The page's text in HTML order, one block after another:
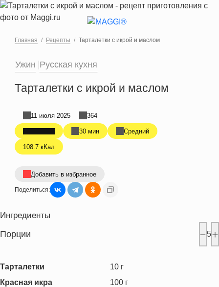
Перейти к основному содержанию
Главная Рецепты Тарталетки с икрой и маслом
Ужин Русская кухня
Тарталетки с икрой и маслом
30 мин Средний
108.7 кКал
11 июля 2025 364
Добавить в избранное
Поделиться:
Ингредиенты
Порции 5
Тарталетки 10 г
Красная икра
100 г